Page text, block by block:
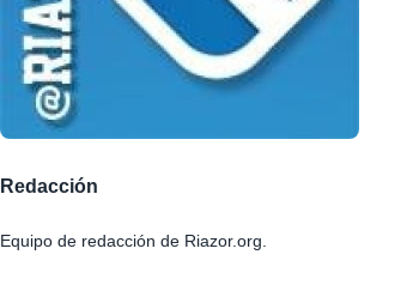
Redacción
Equipo de redacción de Riazor.org.